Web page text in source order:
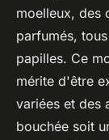
Maryam•20
moelleux, des
parfumés,
papilles. Ce
mérite d'être
variées et des
bouchée soit